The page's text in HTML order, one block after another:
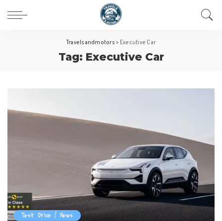
Travelsandmotors > Executive Car
Tag: Executive Car
Test Drive / News